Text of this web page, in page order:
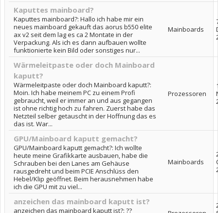
Kaputtes mainboard?
Kaputtes mainboard?: Hallo ich habe mir ein
neues mainboard gekauft das aorus b550 elite
ax v2 seit dem lag es ca 2 Montate in der
Verpackung. Als ich es dann aufbauen wollte
funktionierte kein Bild oder sonstiges nur...
Mainboards
Wärmeleitpaste oder doch Mainboard
kaputt?
Wärmeleitpaste oder doch Mainboard kaputt?:
Moin. Ich habe meinem PC zu einem Profi
gebraucht, weil er immer an und aus gegangen
ist ohne richtig hoch zu fahren. Zuerst habe das
Netzteil selber getauscht in der Hoffnung das es
das ist. War...
Prozessoren
GPU/Mainboard kaputt gemacht?
GPU/Mainboard kaputt gemacht?: Ich wollte
heute meine Grafikkarte ausbauen, habe die
Schrauben bei den Lanes am Gehäuse
rausgedreht und beim PCIE Anschlüss den
Hebel/Klip geöffnet. Beim herausnehmen habe
ich die GPU mit zu viel...
Mainboards
anzeichen das mainboard kaputt ist?
anzeichen das mainboard kaputt ist?: ??